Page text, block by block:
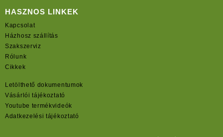
HASZNOS LINKEK
Kapcsolat
Házhosz szállítás
Szakszerviz
Rólunk
Cikkek
Letölthető dokumentumok
Vásárlói tájékoztató
Youtube termékvideók
Adatkezelési tájékoztató